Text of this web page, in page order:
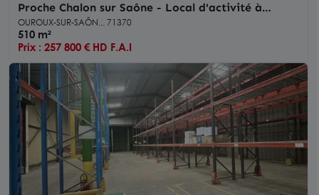
Proche Chalon sur Saône - Local d'activité à
vendre
OUROUX-SUR-SAÔN... 71370
510 m²
Prix : 257 800 € HD F.A.I